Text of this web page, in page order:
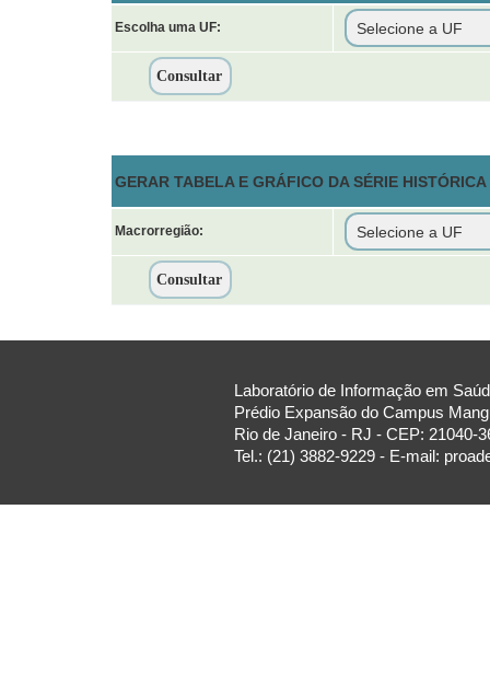
Escolha uma UF:
GERAR TABELA E GRÁFICO DA SÉRIE
Macrorregião:
Laboratório de Informação em
Prédio Expansão do Campus
Rio de Janeiro - RJ - CEP: 21040-
Tel.: (21) 3882-9229 - E-mail: